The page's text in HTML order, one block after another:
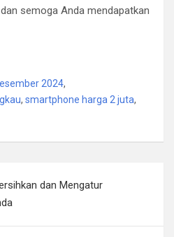
semoga Anda mendapatkan
2024,
, smartphone harga 2 juta,
dan Mengatur